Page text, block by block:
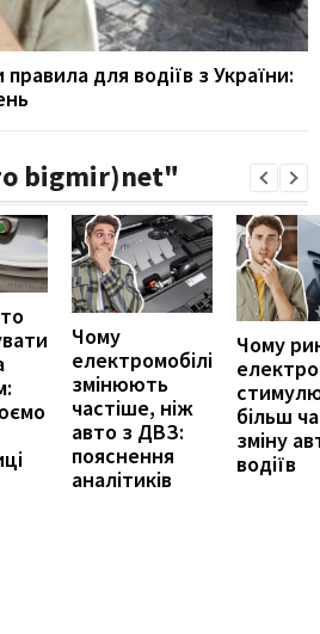
для водіїв з України:
bigmir)net"
Чому
електромобілі
змінюють
частіше, ніж
авто з ДВЗ:
пояснення
аналітиків
Чому
більш
зміну
водіїв